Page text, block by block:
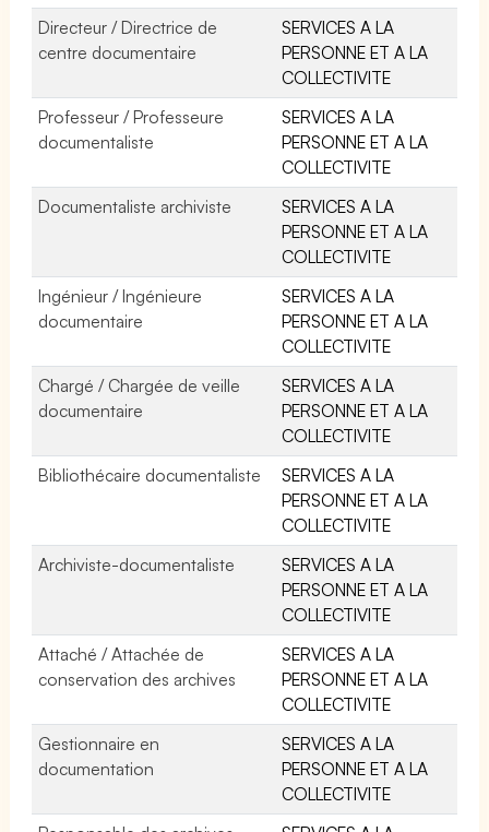
Directeur / Directrice de
centre documentaire
SERVICES A LA
PERSONNE ET A LA
COLLECTIVITE
Professeur / Professeure
documentaliste
SERVICES A LA
PERSONNE ET A LA
COLLECTIVITE
Documentaliste archiviste
SERVICES A LA
PERSONNE ET A LA
COLLECTIVITE
Ingénieur / Ingénieure
documentaire
SERVICES A LA
PERSONNE ET A LA
COLLECTIVITE
Chargé / Chargée de veille
documentaire
SERVICES A LA
PERSONNE ET A LA
COLLECTIVITE
Bibliothécaire documentaliste
SERVICES A LA
PERSONNE ET A LA
COLLECTIVITE
Archiviste-documentaliste
SERVICES A LA
PERSONNE ET A LA
COLLECTIVITE
Attaché / Attachée de
conservation des archives
SERVICES A LA
PERSONNE ET A LA
COLLECTIVITE
Gestionnaire en
documentation
SERVICES A LA
PERSONNE ET A LA
COLLECTIVITE